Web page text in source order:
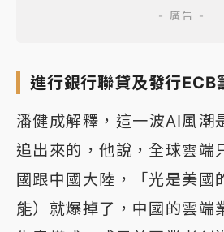
進行銀行聯貸及發行ECB
潘健成解釋，這一波AI風潮
追出來的，他說，全球雲端
國跟中國大陸，「光是美國
能）就爆掉了，中國的雲端